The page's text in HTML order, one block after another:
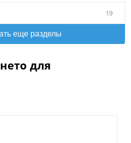
19
еще разделы
для